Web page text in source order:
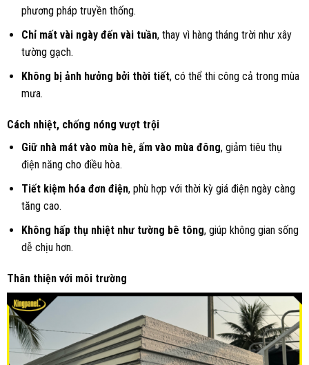
phương pháp truyền thống.
Chỉ mất vài ngày đến vài tuần, thay vì hàng tháng trời như xây
tường gạch.
Không bị ảnh hưởng bởi thời tiết, có thể thi công cả trong mùa
mưa.
Cách nhiệt, chống nóng vượt trội
Giữ nhà mát vào mùa hè, ấm vào mùa đông, giảm tiêu thụ
điện năng cho điều hòa.
Tiết kiệm hóa đơn điện, phù hợp với thời kỳ giá điện ngày càng
tăng cao.
Không hấp thụ nhiệt như tường bê tông, giúp không gian sống
dễ chịu hơn.
Thân thiện với môi trường